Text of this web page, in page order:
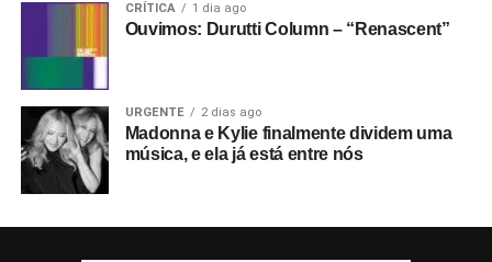
CRÍTICA 1 dia ago
Ouvimos: Durutti Column – “Renascent”
URGENTE 2 dias ago
Madonna e Kylie finalmente dividem uma
música, e ela já está entre nós